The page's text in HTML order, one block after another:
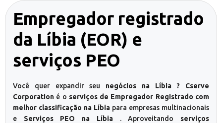
Empregador registrado
da Líbia (EOR) e
serviços PEO
Você quer expandir seu negócios na Líbia ? Cserve
Corporation é o serviços de Empregador Registrado com
melhor classificação na Líbia para empresas multinacionais
e Serviços PEO na Líbia. Aproveitando serviços